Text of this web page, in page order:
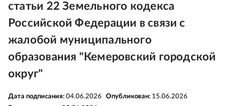
статьи 22 Земельного кодекса
Российской Федерации в связи с
жалобой муниципального
образования "Кемеровский городской
округ"
Дата подписания: 04.06.2026 Опубликован: 15.06.2026